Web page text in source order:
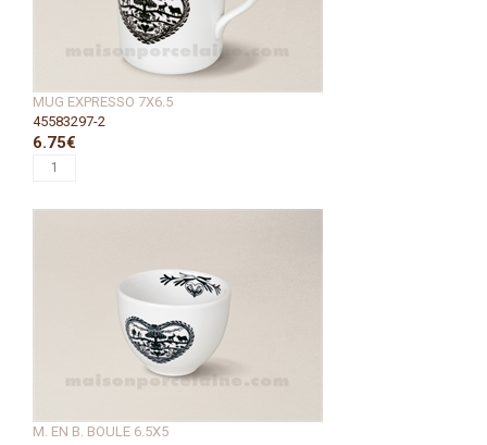
MUG EXPRESSO 7X6.5
45583297-2
6.75€
M. EN B. BOULE 6.5X5